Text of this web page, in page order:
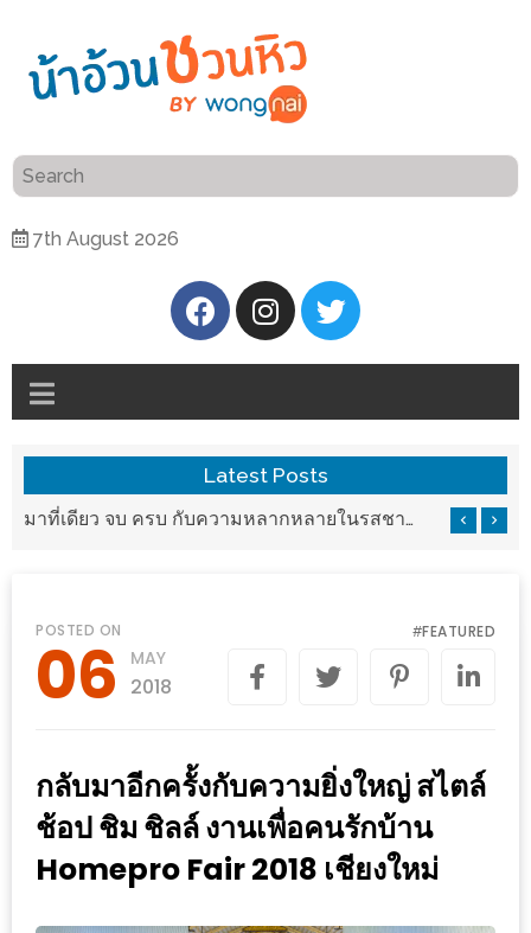
7th August 2026
แนะนำ
อ้วน
ความ
เป็น
ศิริ
ปัน
นาฯ
เชียงใหม่
เล่น
กัน
ฐานะ
อะไร
…
Latest Posts
มาที่เดียว จบ ครบ กับความหลากหลายในรสชาติที่นำมาจากทั่วเมืองจีนที่ HAN The Chinese Cuisine
POSTED ON
06 MAY
2018
#FEATURED
กลับมาอีกครั้งกับความยิ่งใหญ่ สไตล์
ช้อป ชิม ชิลล์ งานเพื่อคนรักบ้าน
Homepro Fair 2018 เชียงใหม่